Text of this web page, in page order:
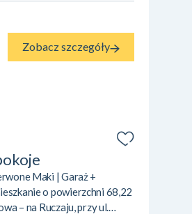
Zobacz szczegóły
Maki | Garaż +
o powierzchni 68,22
– na Ruczaju, przy ul.